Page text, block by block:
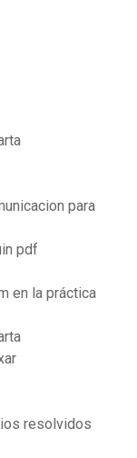
para
pdf
en la práctica
resolvidos